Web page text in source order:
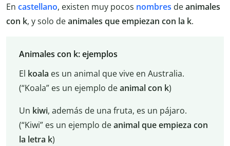
En castellano, existen muy pocos nombres deanimales
con k, y solo deanimales que empiezan con la k.
Animales con k: ejemplos
El koala es un animal que vive en Australia.
(“Koala” es un ejemplo deanimal con k)
Un kiwi, además de una fruta, es un pájaro.
(“Kiwi” es un ejemplo deanimal que empieza con
la letra k)